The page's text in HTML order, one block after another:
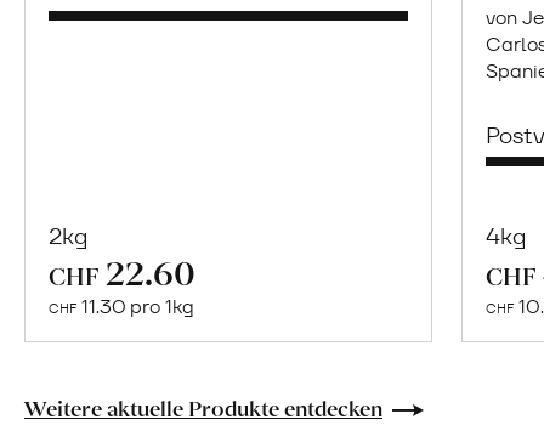
2kg
CHF 22.60
CHF 11.30 pro 1kg
Riedackerhof
von
4kg
CHF
CHF
Weitere aktuelle Produkte entdecken